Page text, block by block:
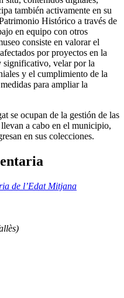
también activamente en su
Histórico a través de
en equipo con otros
consiste en valorar el
por proyectos en la
significativo, velar por la
y el cumplimiento de la
para ampliar la
se ocupan de la gestión de las
a cabo en el municipio,
en sus colecciones.
de l’Edat Mitjana